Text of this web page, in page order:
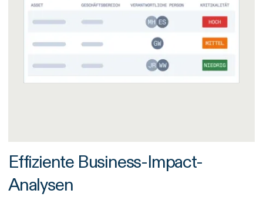
Effiziente Business-Impact-
Analysen